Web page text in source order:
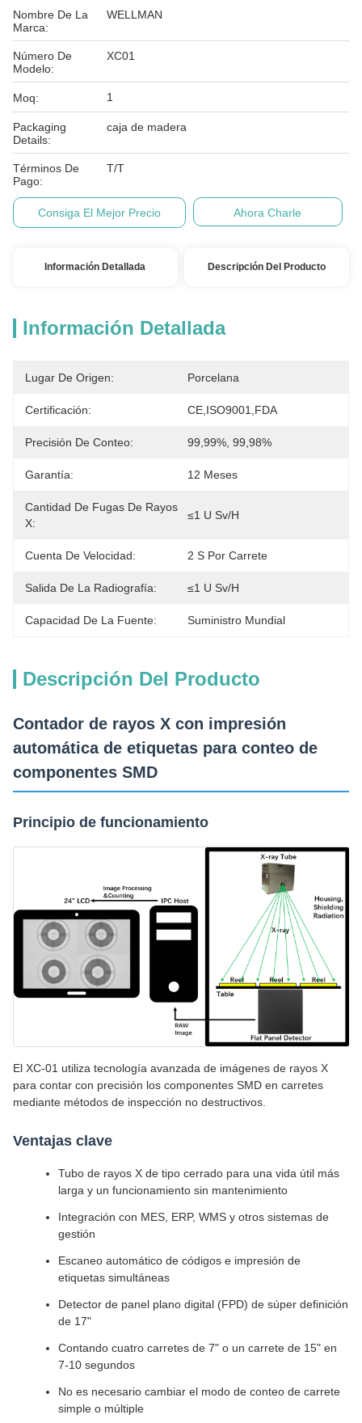
Nombre De La
Marca:
WELLMAN
Número De
Modelo:
XC01
Moq: 1
Packaging
Details:
caja de madera
Términos De
Pago:
T/T
Consiga El Mejor Precio Ahora Charle
Información Detallada Descripción Del Producto
Información Detallada
Lugar De Origen: Porcelana
Certificación: CE,ISO9001,FDA
Precisión De Conteo: 99,99%, 99,98%
Garantía: 12 Meses
Cantidad De Fugas De Rayos
X:
≤1 U Sv/h
Cuenta De Velocidad: 2 S Por Carrete
Salida De La Radiografía: ≤1 U Sv/h
Capacidad De La Fuente: Suministro Mundial
Descripción Del Producto
Contador de rayos X con impresión
automática de etiquetas para conteo de
componentes SMD
Principio de funcionamiento
El XC-01 utiliza tecnología avanzada de imágenes de rayos X
para contar con precisión los componentes SMD en carretes
mediante métodos de inspección no destructivos.
Ventajas clave
Tubo de rayos X de tipo cerrado para una vida útil más
larga y un funcionamiento sin mantenimiento
Integración con MES, ERP, WMS y otros sistemas de
gestión
Escaneo automático de códigos e impresión de
etiquetas simultáneas
Detector de panel plano digital (FPD) de súper definición
de 17"
Contando cuatro carretes de 7" o un carrete de 15" en
7-10 segundos
No es necesario cambiar el modo de conteo de carrete
simple o múltiple